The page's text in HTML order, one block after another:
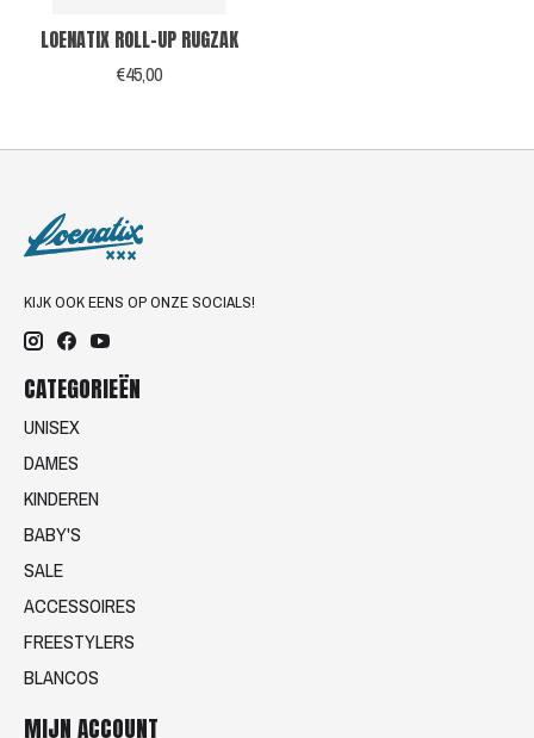
LOENATIX ROLL-UP RUGZAK
€45,00
KIJK OOK EENS OP ONZE SOCIALS!
CATEGORIEËN
UNISEX
DAMES
KINDEREN
BABY'S
SALE
ACCESSOIRES
FREESTYLERS
BLANCOS
MIJN ACCOUNT